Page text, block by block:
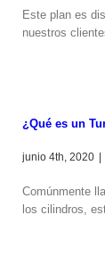
Este plan es
nuestros
¿Qué es un
junio 4th, 2020 |
Comúnmente
los cilindros,